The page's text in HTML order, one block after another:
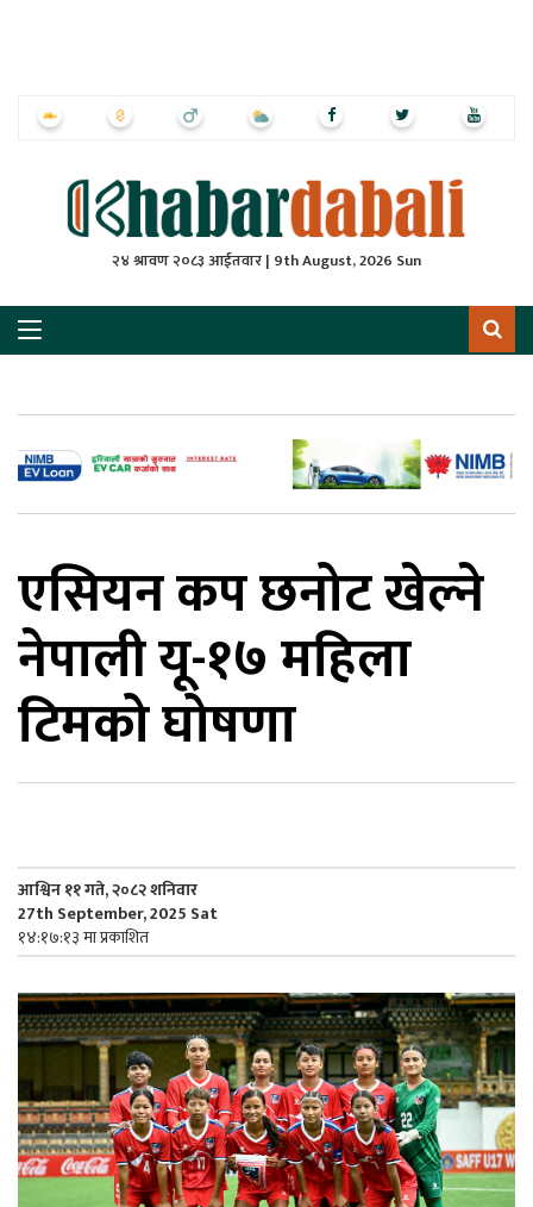
२४ श्रावण २०८३ आईतवार | 9th August, 2026 Sun
एसियन कप छनोट खेल्ने
नेपाली यू-१७ महिला
टिमको घोषणा
आश्विन ११ गते, २०८२ शनिवार
27th September, 2025 Sat
१४:१७:१३ मा प्रकाशित